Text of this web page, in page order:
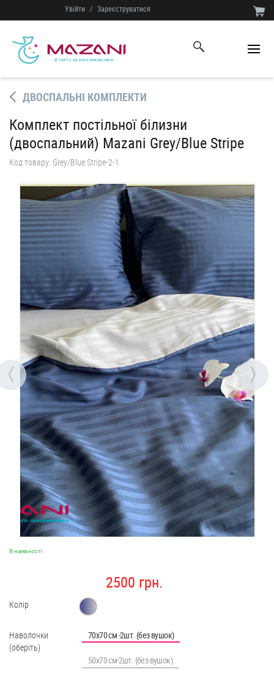
Увійти / Зареєструватися
ДВОСПАЛЬНІ КОМПЛЕКТИ
Комплект постільної білизни
(двоспальний) Mazani Grey/Blue Stripe
Код товару: Grey/Blue Stripe-2-1
В наявності
2500 грн.
Колір
Наволочки
(оберіть)
70х70 см -2шт. (без вушок)
50х70 см-2шт. (без вушок)